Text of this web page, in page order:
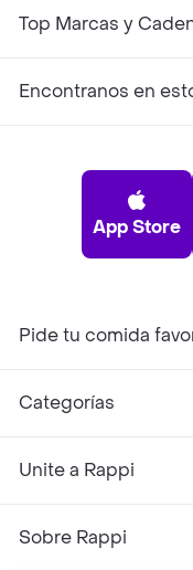
Top Marcas y
Encontranos en
App Store
Pide tu comida
Categorías
Unite a Rappi
Sobre Rappi